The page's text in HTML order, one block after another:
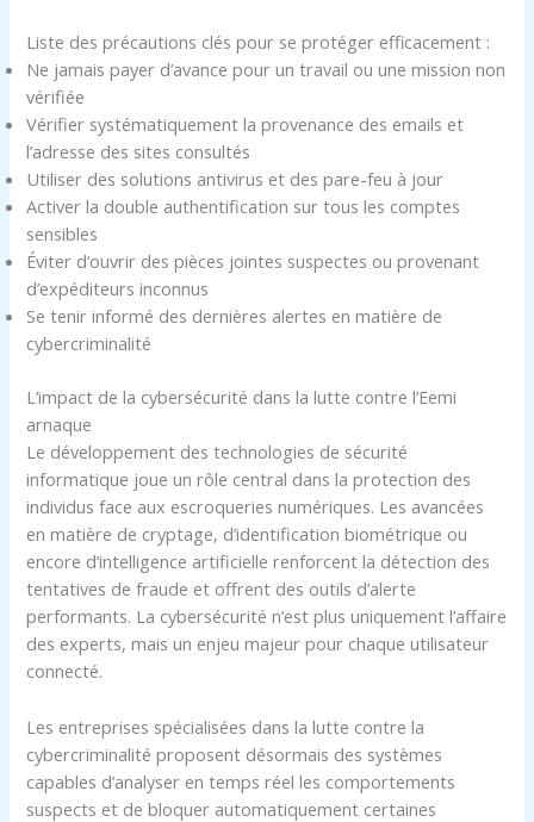
Liste des précautions clés pour se protéger efficacement :
Ne jamais payer d’avance pour un travail ou une mission non
vérifiée
Vérifier systématiquement la provenance des emails et
l’adresse des sites consultés
Utiliser des solutions antivirus et des pare-feu à jour
Activer la double authentification sur tous les comptes
sensibles
Éviter d’ouvrir des pièces jointes suspectes ou provenant
d’expéditeurs inconnus
Se tenir informé des dernières alertes en matière de
cybercriminalité
L’impact de la cybersécurité dans la lutte contre l’Eemi
arnaque
Le développement des technologies de sécurité
informatique joue un rôle central dans la protection des
individus face aux escroqueries numériques. Les avancées
en matière de cryptage, d’identification biométrique ou
encore d’intelligence artificielle renforcent la détection des
tentatives de fraude et offrent des outils d’alerte
performants. La cybersécurité n’est plus uniquement l’affaire
des experts, mais un enjeu majeur pour chaque utilisateur
connecté.
Les entreprises spécialisées dans la lutte contre la
cybercriminalité proposent désormais des systèmes
capables d’analyser en temps réel les comportements
suspects et de bloquer automatiquement certaines